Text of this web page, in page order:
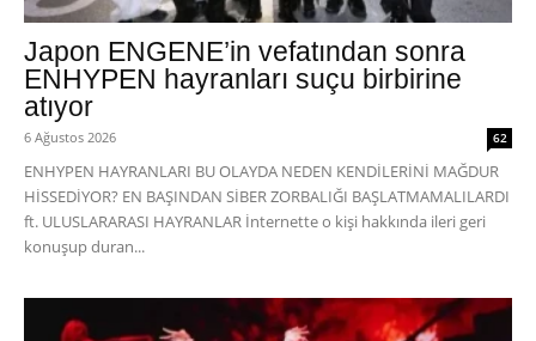
Japon ENGENE’in vefatından sonra
ENHYPEN hayranları suçu birbirine
atıyor
6 Ağustos 2026 62
ENHYPEN HAYRANLARI BU OLAYDA NEDEN KENDİLERİNİ MAĞDUR
HİSSEDİYOR? EN BAŞINDAN SİBER ZORBALIĞI BAŞLATMAMALILARDI
ft. ULUSLARARASI HAYRANLAR İnternette o kişi hakkında ileri geri
konuşup duran...